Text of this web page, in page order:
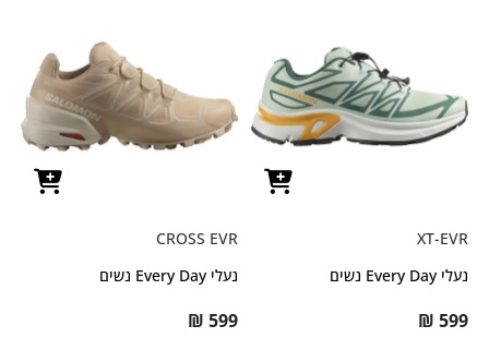
XT-EVR
נעלי Every Day נשים
₪ 599
CROSS EVR
נעלי Every Day נשים
₪ 599